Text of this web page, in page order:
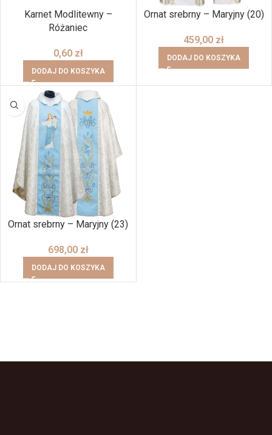
Karnet Modlitewny –
Różaniec
0,60 zł
DODAJ DO KOSZYKA
Ornat srebrny – Maryjny (20)
459,00 zł
DODAJ DO KOSZYKA
Ornat srebrny – Maryjny (23)
698,00 zł
DODAJ DO KOSZYKA